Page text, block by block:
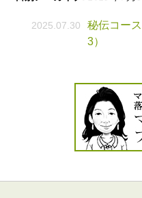
2025.07.30
秘伝コー
3）